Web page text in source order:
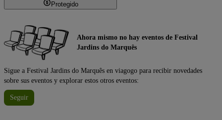
Protegido
Ahora mismo no hay eventos de Festival
Jardins do Marquês
Sigue a Festival Jardins do Marquês en viagogo para recibir novedades
sobre sus eventos y explorar estos otros eventos:
Seguir